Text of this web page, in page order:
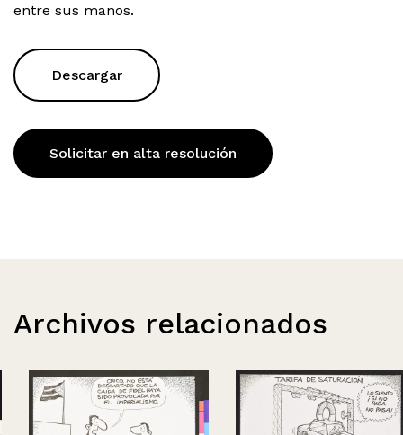
entre sus manos.
Descargar
Solicitar en alta resolución
Archivos relacionados